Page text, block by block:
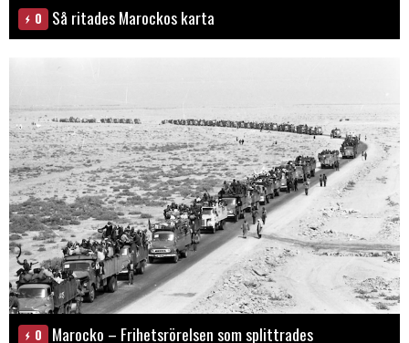
0 Så ritades Marockos karta
0 Marocko – Frihetsrörelsen som splittrades